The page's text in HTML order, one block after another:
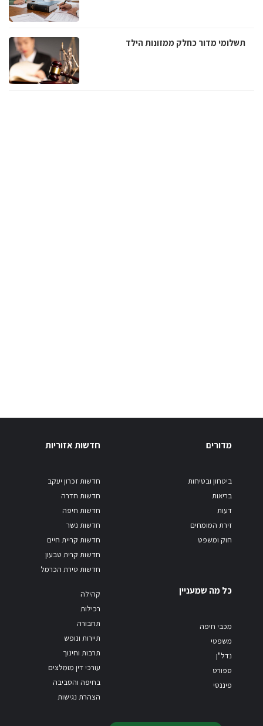
תשלומי מדור כחלק ממזונות הילד
מדורים
ביטחון ובטיחות
בריאות
דעות
זירת המומחים
חוק ומשפט
חדשות אזוריות
חדשות זכרון יעקב
חדשות חדרה
חדשות חיפה
חדשות נשר
חדשות קריית חיים
חדשות קרית טבעון
חדשות טירת הכרמל
כל מה שמעניין
מכבי חיפה
משפטי
נדל"ן
ספורט
פיננסי
קהילה
רכילות
תחבורה
תיירות ונופש
תרבות וחינוך
עורכי דין מומלצים
בחיפה והסביבה
הצהרת נגישות